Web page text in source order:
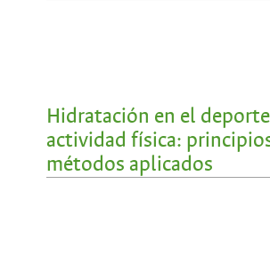
Hidratación en el
actividad física:
métodos aplicados